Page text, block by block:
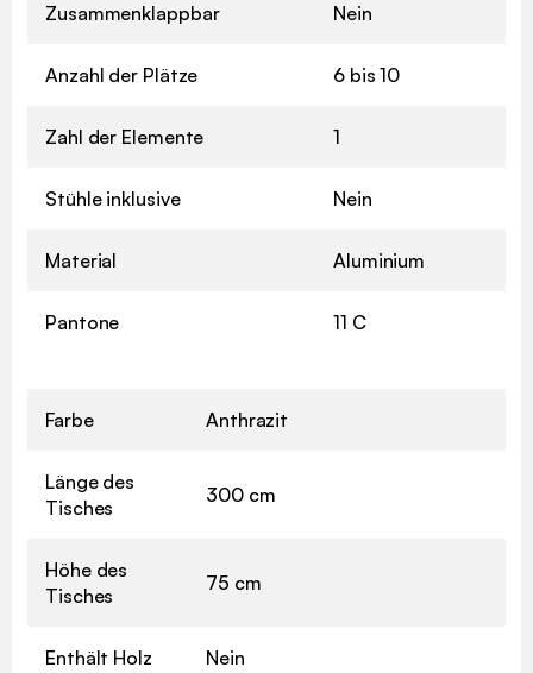
Zusammenklappbar Nein
Anzahl der Plätze 6 bis 10
Zahl der Elemente 1
Stühle inklusive Nein
Material Aluminium
Pantone 11 C
Farbe Anthrazit
Länge des
Tisches
300 cm
Höhe des
Tisches
75 cm
Enthält Holz Nein